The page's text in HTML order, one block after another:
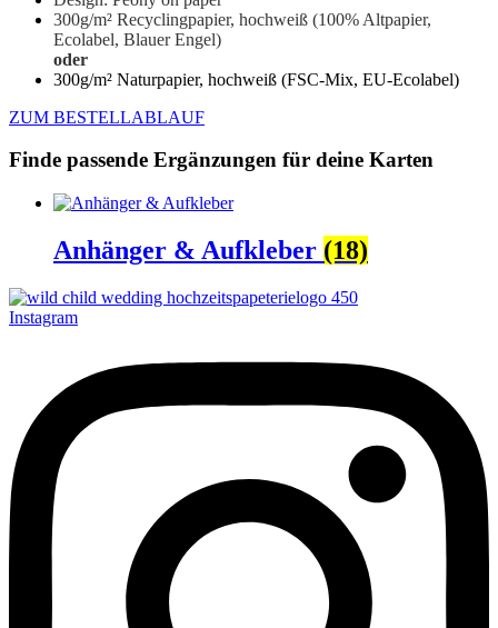
300g/m² Recyclingpapier, hochweiß (100% Altpapier,
Ecolabel, Blauer Engel)
oder
300g/m² Naturpapier, hochweiß (FSC-Mix, EU-Ecolabel)
ZUM BESTELLABLAUF
Finde passende Ergänzungen für deine Karten
Anhänger & Aufkleber (18)
Instagram